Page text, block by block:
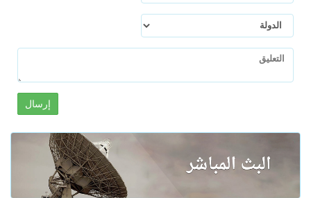
إرسال